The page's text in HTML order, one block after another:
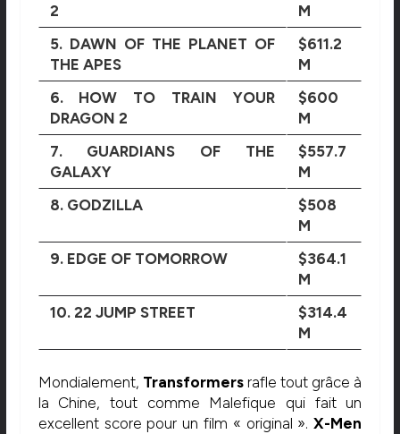
2
M
5. DAWN OF THE PLANET OF
THE APES
$611.2
M
6. HOW TO TRAIN YOUR
DRAGON 2
$600
M
7. GUARDIANS OF THE
GALAXY
$557.7
M
8. GODZILLA
$508
M
9. EDGE OF TOMORROW
$364.1
M
10. 22 JUMP STREET
$314.4
M
Mondialement, Transformersrafle tout grâce à
la Chine, tout comme Malefique qui fait un
excellent score pour un film « original ». X-Men